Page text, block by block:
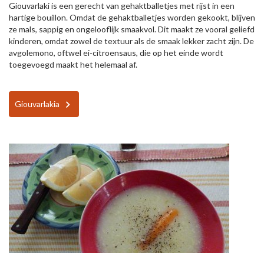
Giouvarlaki is een gerecht van gehaktballetjes met rijst in een
hartige bouillon. Omdat de gehaktballetjes worden gekookt, blijven
ze mals, sappig en ongelooflijk smaakvol. Dit maakt ze vooral geliefd
kinderen, omdat zowel de textuur als de smaak lekker zacht zijn. De
avgolemono, oftwel ei-citroensaus, die op het einde wordt
toegevoegd maakt het helemaal af.
Giouvarlakia